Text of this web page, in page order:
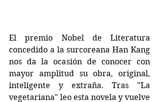
El premio Nobel de Literatura
concedido a la surcoreana Han Kang
nos da la ocasión de conocer con
mayor amplitud su obra, original,
inteligente y extraña. Tras "La
vegetariana" leo esta novela y vuelve